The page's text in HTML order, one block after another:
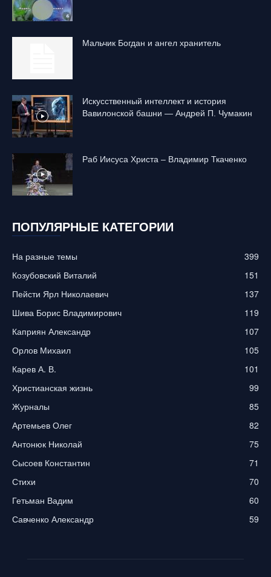
Mальчик Богдан и ангел хранитель
Искусственный интеллект и история
Вавилонской башни — Андрей П. Чумакин
Раб Иисуса Христа – Владимир Ткаченко
ПОПУЛЯРНЫЕ КАТЕГОРИИ
На разные темы
399
Козубовский Виталий
151
Пейсти Ярл Николаевич
137
Шива Борис Владимирович
119
Каприян Александр
107
Орлов Михаил
105
Карев А. В.
101
Христианская жизнь
99
Журналы
85
Артемьев Олег
82
Антонюк Николай
75
Сысоев Константин
71
Стихи
70
Гетьман Вадим
60
Савченко Александр
59